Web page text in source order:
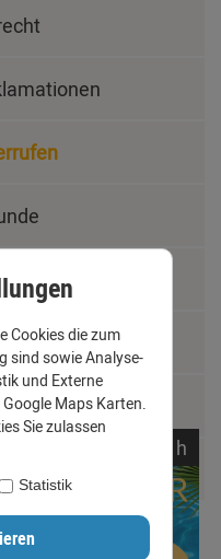
h
Cookies die zum
sind sowie Analyse-
und Externe
Maps Karten.
Sie zulassen
Statistik